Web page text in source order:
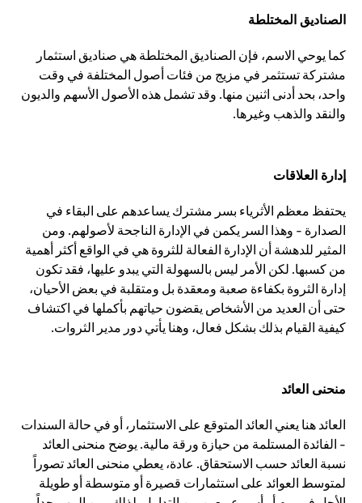
الصناديق المختلطة
كما يوحي الاسم، فإن الصناديق المختلطة هي صناديق استثمار
مشتركة تستثمر في مزيج من فئات أصول المختلفة في وقت
واحد، بحد أدنى اثنين منها. وقد تشمل هذه الأصول الأسهم والديون
والنقد والذهب وغيرها.
إدارة العلاقات
يحتفظ معظم الأثرياء بسر مشترك يساعدهم على البقاء في
الصدارة - وهذا السر يكمن في الإدارة الناجحة لأصولهم. ومن
المثير للدهشة أن الإدارة الفعالة للثروة هي في الواقع أكثر أهمية
من كسبها. لكن الأمر ليس بالسهولة التي يبدو عليها، فقد تكون
إدارة الثروة بكفاءة صعبة ومعقدة بل ومتقلبة في بعض الأحيان،
حتى أن العديد من الأشخاص يقضون حياتهم بأكملها في اكتشاف
كيفية القيام بذلك بشكل فعال، وهنا يأتي دور مدير الثروات.
منحنى العائد
العائد هنا يعني العائد المتوقع على الاستثمار، أو في حالة السندات
- الفائدة المستلمة من حيازة ورقة مالية. يوضح منحنى العائد
نسبة العائد حسب الاستحقاق. عادة، يعطي منحنى العائد تصوراً
لمتوسط العوائد على استثمارات قصيرة أو متوسطة أو طويلة